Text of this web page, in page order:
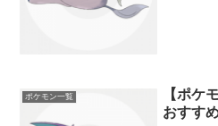
ポケモン一覧
【ポケ
おすす